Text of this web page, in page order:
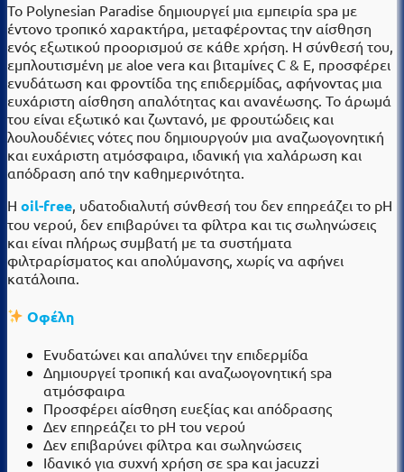
Το Polynesian Paradise δημιουργεί μια εμπειρία spa με
έντονο τροπικό χαρακτήρα, μεταφέροντας την αίσθηση
ενός εξωτικού προορισμού σε κάθε χρήση. Η σύνθεσή του,
εμπλουτισμένη με aloe vera και βιταμίνες C & E, προσφέρει
ενυδάτωση και φροντίδα της επιδερμίδας, αφήνοντας μια
ευχάριστη αίσθηση απαλότητας και ανανέωσης. Το άρωμά
του είναι εξωτικό και ζωντανό, με φρουτώδεις και
λουλουδένιες νότες που δημιουργούν μια αναζωογονητική
και ευχάριστη ατμόσφαιρα, ιδανική για χαλάρωση και
απόδραση από την καθημερινότητα.
Η oil-free, υδατοδιαλυτή σύνθεσή του δεν επηρεάζει το pH
του νερού, δεν επιβαρύνει τα φίλτρα και τις σωληνώσεις
και είναι πλήρως συμβατή με τα συστήματα
φιλτραρίσματος και απολύμανσης, χωρίς να αφήνει
κατάλοιπα.
Οφέλη
Ενυδατώνει και απαλύνει την επιδερμίδα
Δημιουργεί τροπική και αναζωογονητική spa
ατμόσφαιρα
Προσφέρει αίσθηση ευεξίας και απόδρασης
Δεν επηρεάζει το pH του νερού
Δεν επιβαρύνει φίλτρα και σωληνώσεις
Ιδανικό για συχνή χρήση σε spa και jacuzzi